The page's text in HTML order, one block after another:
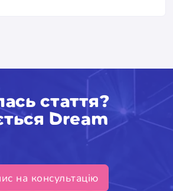
стаття?
Dream
на консультацію